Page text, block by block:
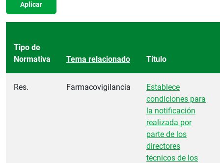
Aplicar
Tipo de
Normativa
Tema relacionado Titulo
Res. Farmacovigilancia
Establece
condiciones para
la notificación
realizada por
parte de los
directores
técnicos de los